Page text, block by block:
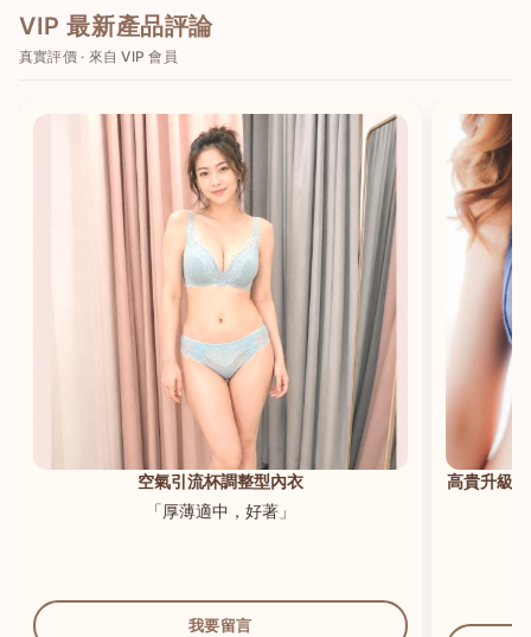
VIP 最新產品評論
真實評價 · 來自 VIP 會員
空氣引流杯調整型內衣
「厚薄適中，好著」
我要留言
高貴升級
English